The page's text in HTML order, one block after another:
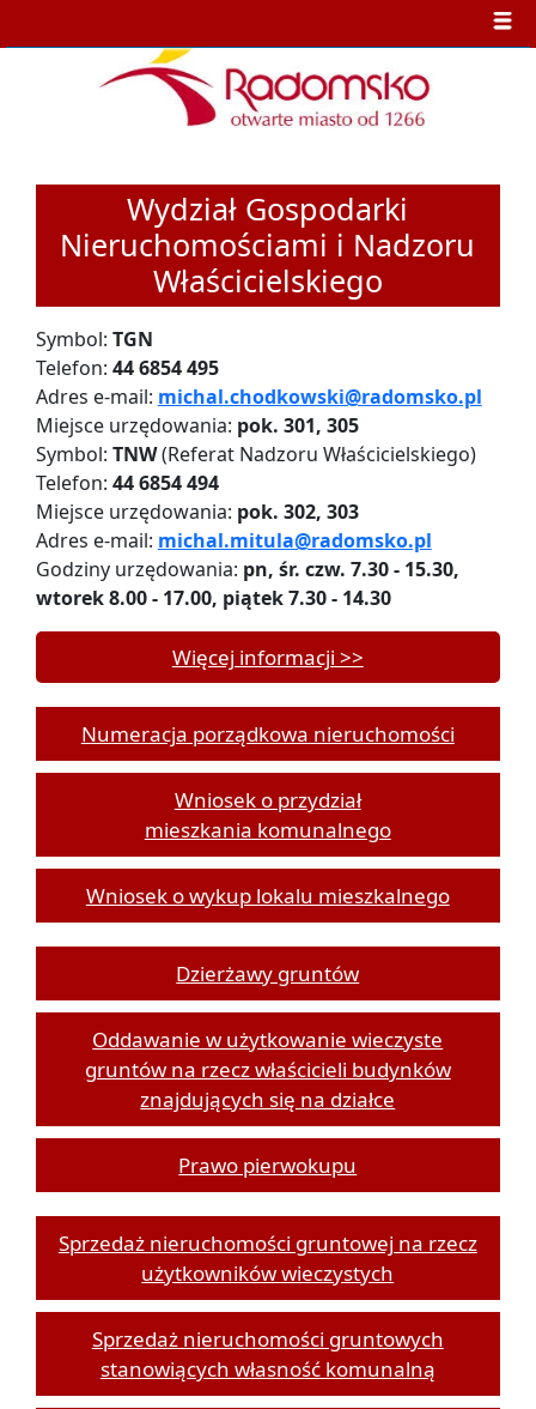
Wydział Gospodarki
Nieruchomościami i Nadzoru
Właścicielskiego
Symbol: TGN
Telefon: 44 6854 495
Adres e-mail: michal.chodkowski@radomsko.pl
Miejsce urzędowania: pok. 301, 305
Symbol: TNW(Referat Nadzoru Właścicielskiego)
Telefon: 44 6854 494
Miejsce urzędowania: pok. 302, 303
Adres e-mail: michal.mitula@radomsko.pl
Godziny urzędowania: pn, śr. czw. 7.30 - 15.30,
wtorek 8.00 - 17.00, piątek 7.30 - 14.30
Więcej informacji >>
Numeracja porządkowa nieruchomości
Wniosek o przydział
mieszkania komunalnego
Wniosek o wykup lokalu mieszkalnego
Dzierżawy gruntów
Oddawanie w użytkowanie wieczyste
gruntów na rzecz właścicieli budynków
znajdujących się na działce
Prawo pierwokupu
Sprzedaż nieruchomości gruntowej na rzecz
użytkowników wieczystych
Sprzedaż nieruchomości gruntowych
stanowiących własność komunalną